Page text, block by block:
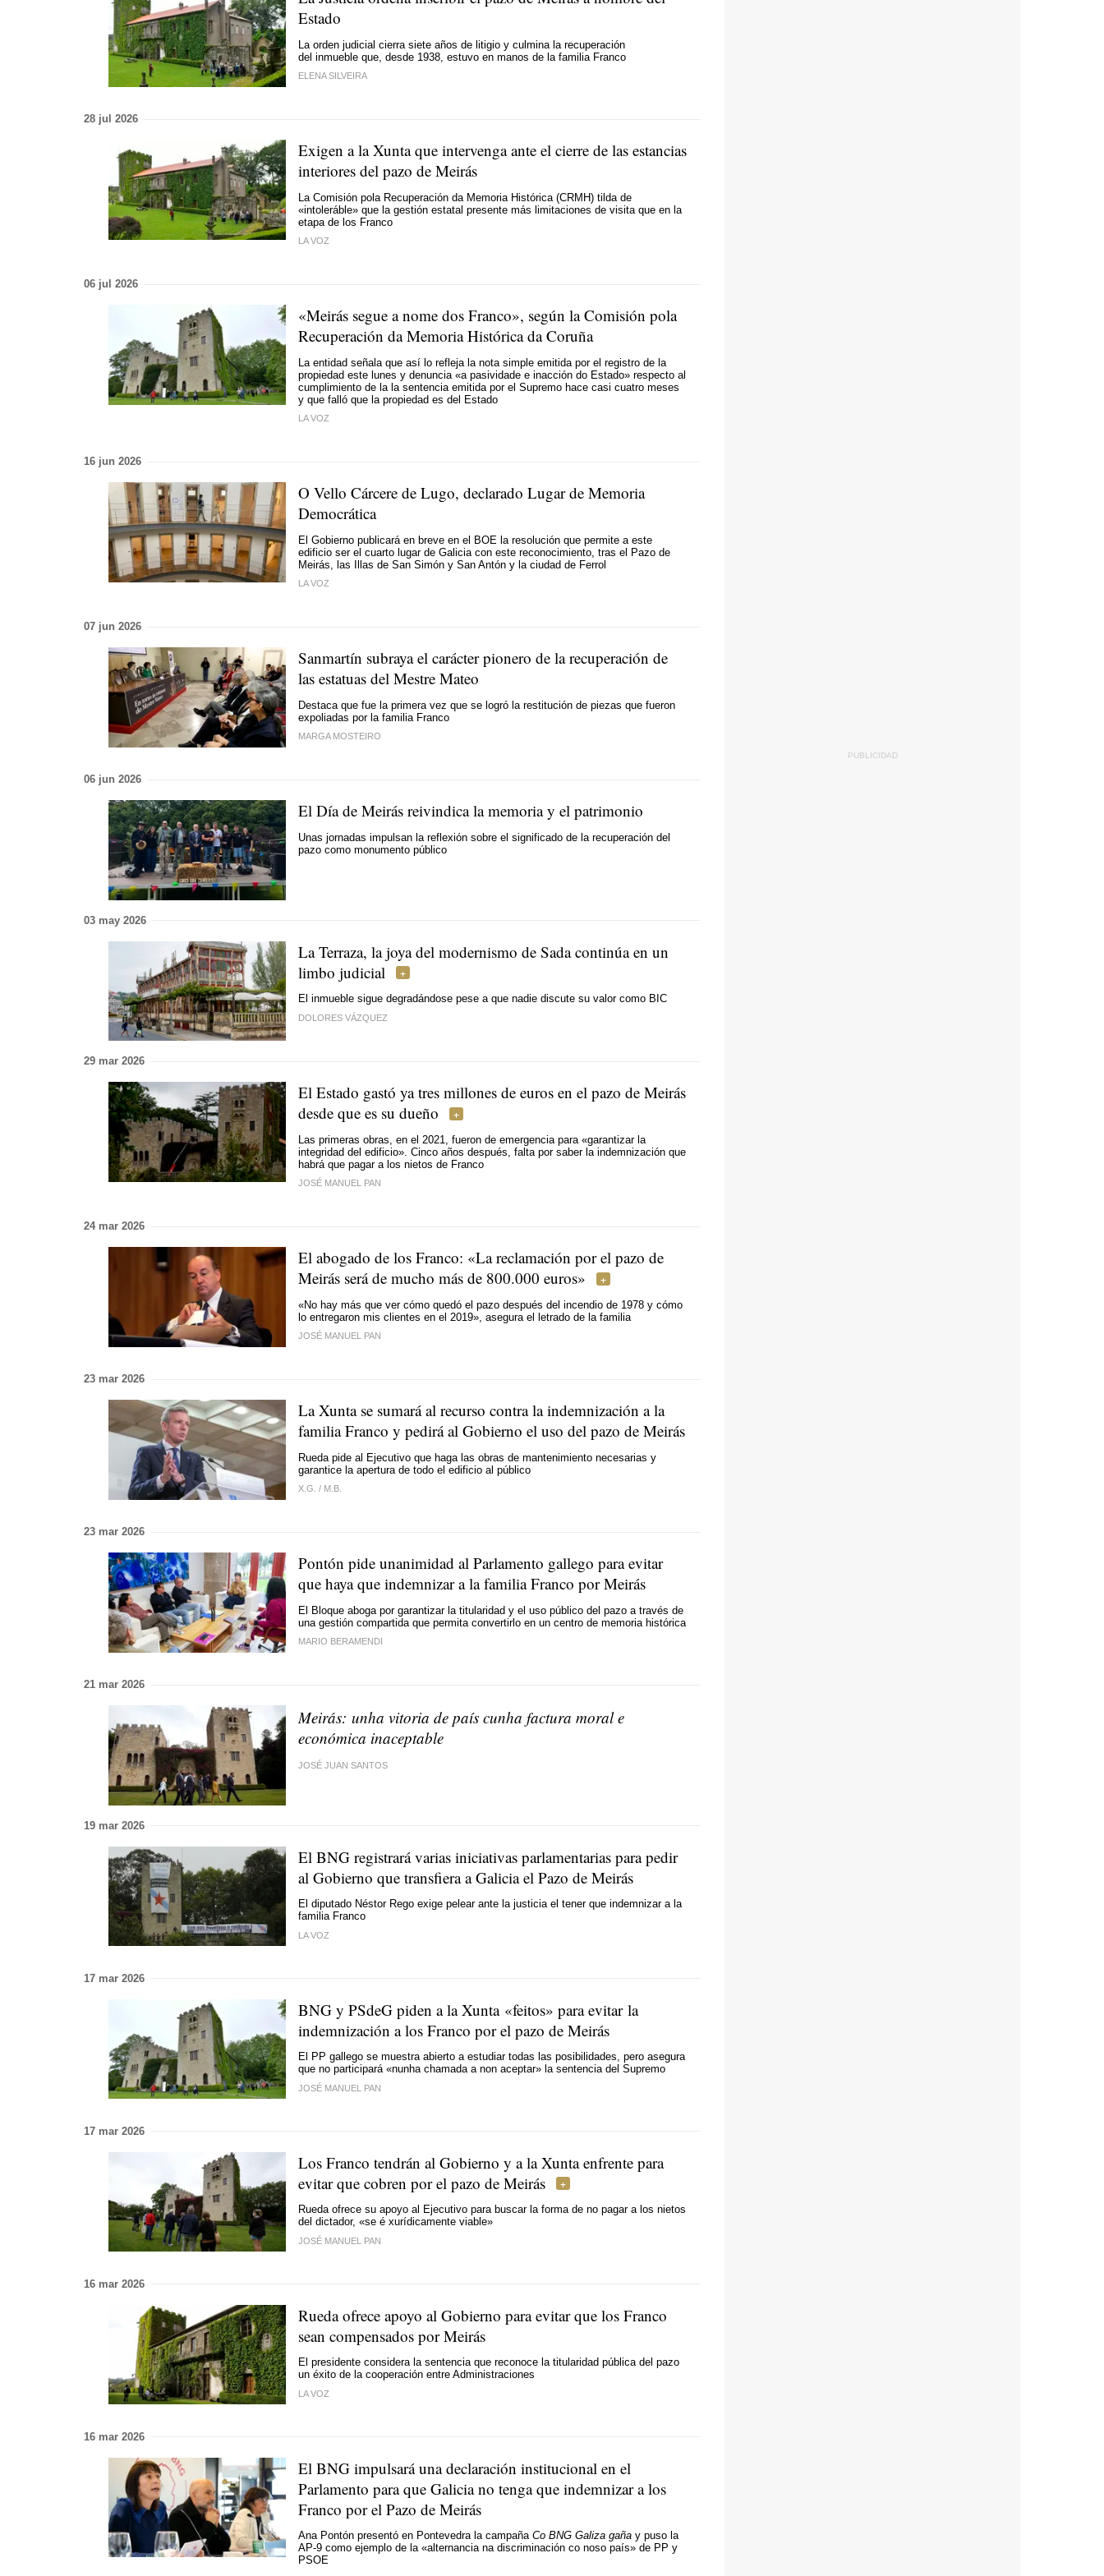
Estado
La orden judicial cierra siete años de litigio y culmina la recuperación
del inmueble que, desde 1938, estuvo en manos de la familia Franco
ELENA SILVEIRA
28 jul 2026
Exigen a la Xunta que intervenga ante el cierre de las estancias
interiores del pazo de Meirás
La Comisión pola Recuperación da Memoria Histórica (CRMH) tilda de
«intoleráble» que la gestión estatal presente más limitaciones de visita que en la
etapa de los Franco
LA VOZ
06 jul 2026
«Meirás segue a nome dos Franco», según laComisión pola
Recuperación da Memoria Histórica da Coruña
La entidad señala que así lo refleja la nota simple emitida por el registro de la
propiedad este lunes y denuncia «a pasividade e inacción do Estado» respecto al
cumplimiento de la la sentencia emitida por el Supremo hace casi cuatro meses
y que falló que la propiedad es del Estado
LA VOZ
16 jun 2026
O Vello Cárcere de Lugo, declarado Lugar de Memoria
Democrática
El Gobierno publicará en breve en el BOE la resolución que permite a este
edificio ser el cuarto lugar de Galicia con este reconocimiento, tras el Pazo de
Meirás, las Illas de San Simón y San Antón y la ciudad de Ferrol
LA VOZ
07 jun 2026
Sanmartín subraya el carácter pionero de la recuperación de
las estatuas del Mestre Mateo
Destaca que fue la primera vez que se logró la restitución de piezas que fueron
expoliadas por la familia Franco
MARGA MOSTEIRO
06 jun 2026
El Día de Meirás reivindica la memoria y el patrimonio
Unas jornadas impulsan la reflexión sobre el significado de la recuperación del
pazo como monumento público
03 may 2026
La Terraza, la joya del modernismo de Sada continúa en un
limbo judicial
El inmueble sigue degradándose pese a que nadie discute su valor como BIC
DOLORES VÁZQUEZ
29 mar 2026
El Estado gastó ya tres millones de euros en el pazo de Meirás
desde que es su dueño
Las primeras obras, en el 2021, fueron de emergencia para «garantizar la
integridad del edificio». Cinco años después, falta por saber la indemnización que
habrá que pagar a los nietos de Franco
JOSÉ MANUEL PAN
24 mar 2026
El abogado de los Franco: «La reclamación por el pazo de
Meirás será de mucho más de 800.000 euros»
«No hay más que ver cómo quedó el pazo después del incendio de 1978 y cómo
lo entregaron mis clientes en el 2019», asegura el letrado de la familia
JOSÉ MANUEL PAN
23 mar 2026
La Xunta se sumará al recurso contra la indemnización a la
familia Franco y pedirá al Gobierno el uso del pazo de Meirás
Rueda pide al Ejecutivo que haga las obras de mantenimiento necesarias y
garantice la apertura de todo el edificio al público
X.G. / M.B.
23 mar 2026
Pontón pide unanimidad al Parlamento gallego para evitar
que haya que indemnizar a la familia Franco por Meirás
El Bloque aboga por garantizar la titularidad y el uso público del pazo a través de
una gestión compartida que permita convertirlo en un centro de memoria histórica
MARIO BERAMENDI
21 mar 2026
Meirás: unha vitoria de país cunha factura moral e
económica inaceptable
JOSÉ JUAN SANTOS
19 mar 2026
El BNG registrará varias iniciativas parlamentarias para pedir
al Gobierno que transfiera a Galicia el Pazo de Meirás
El diputado Néstor Rego exige pelear ante la justicia el tener que indemnizar a la
familia Franco
LA VOZ
17 mar 2026
BNG y PSdeG piden a la Xunta «feitos» para evitar la
indemnización a los Franco por el pazo de Meirás
El PP gallego se muestra abierto a estudiar todas las posibilidades, pero asegura
que no participará «nunha chamada a non aceptar» la sentencia del Supremo
JOSÉ MANUEL PAN
17 mar 2026
Los Franco tendrán al Gobierno y a la Xunta enfrente para
evitar que cobren por el pazo de Meirás
Rueda ofrece su apoyo al Ejecutivo para buscar la forma de no pagar a los nietos
del dictador, «se é xurídicamente viable»
JOSÉ MANUEL PAN
16 mar 2026
Rueda ofrece apoyo al Gobierno para evitar que los Franco
sean compensados por Meirás
El presidente considera la sentencia que reconoce la titularidad pública del pazo
un éxito de la cooperación entre Administraciones
LA VOZ
16 mar 2026
El BNG impulsará una declaración institucional en el
Parlamento para que Galicia no tenga que indemnizar a los
Franco por el Pazo de Meirás
Ana Pontón presentó en Pontevedra la campaña Co BNG Galiza gaña y puso la
AP-9 como ejemplo de la «alternancia na discriminación co noso país» de PP y
PSOE